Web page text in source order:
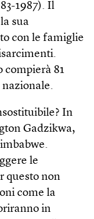
1987). Il
sua
con le famiglie
compierà 81
In
Gadzikwa,
le
questo non
come la
in